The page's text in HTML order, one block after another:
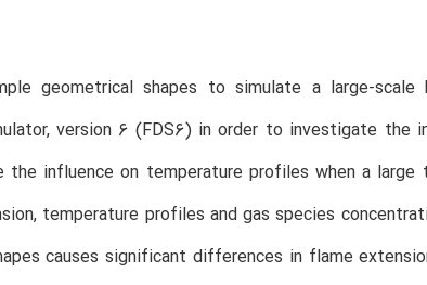
geometrical shapes to simulate a large-scale
version 6 (FDS6) in order to investigate
the influence on temperature profiles when a
temperature profiles and gas species
causes significant differences in flame